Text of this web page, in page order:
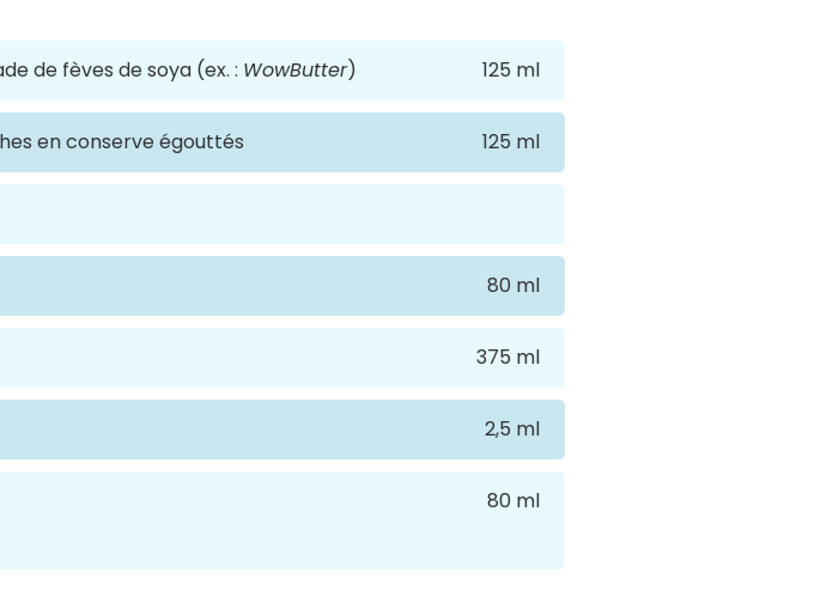
de fèves de soya (ex. : WowButter) 125 ml
en conserve égouttés 125 ml
80 ml
375 ml
2,5 ml
80 ml